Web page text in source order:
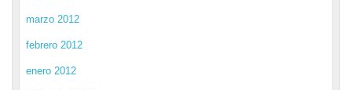
marzo 2012
febrero 2012
enero 2012